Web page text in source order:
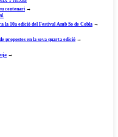
centenari →
la 10a edició del Festival Amb So de Cobla →
propostes en la seva quarta edició →
→